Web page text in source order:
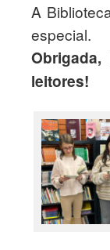
A
especial.
leitores!